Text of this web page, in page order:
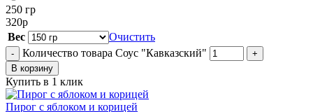
250 гр
320р
Вес
Очистить
- Количество товара Соус "Кавказский"
+
В корзину
Купить в 1 клик
Пирог с яблоком и корицей